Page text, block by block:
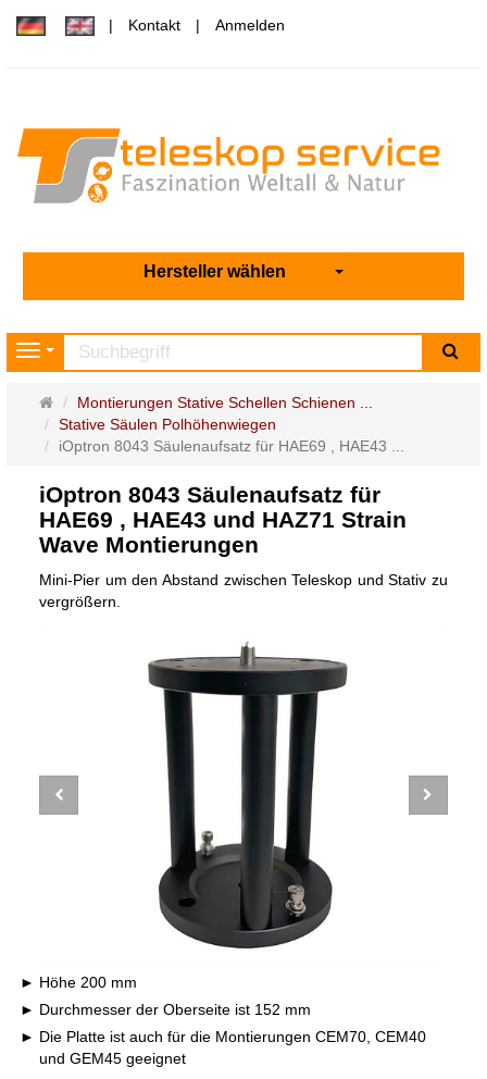
Kontakt Anmelden
Hersteller wählen
Navigation
Startseite
Montierungen Stative Schellen Schienen ...
Stative Säulen Polhöhenwiegen
iOptron 8043 Säulenaufsatz für HAE69 , HAE43 ...
iOptron 8043 Säulenaufsatz für
HAE69 , HAE43 und HAZ71 Strain
Wave Montierungen
Mini-Pier um den Abstand zwischen Teleskop und Stativ zu
vergrößern.
Höhe 200 mm
Durchmesser der Oberseite ist 152 mm
Die Platte ist auch für die Montierungen CEM70, CEM40
und GEM45 geeignet